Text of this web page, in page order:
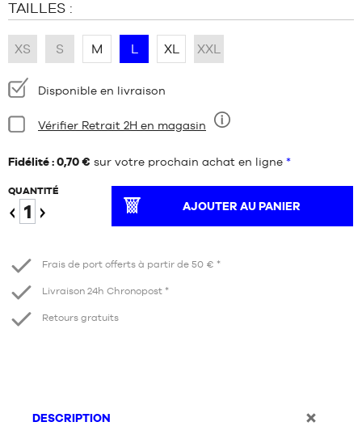
TAILLES :
XS S M L XL XXL
Disponibilité
:
Disponible en livraison
Condition:
Neuf
Vérifier Retrait 2H en magasin
Fidélité : 0,70 € sur votre prochain achat en ligne *
QUANTITÉ
AJOUTER AU PANIER
Frais de port offerts à partir de 50 € *
Livraison 24h Chronopost *
Retours gratuits
DESCRIPTION